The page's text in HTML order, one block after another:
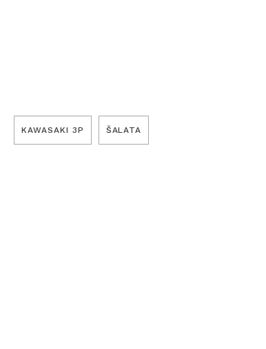
KAWASAKI 3P ŠALATA